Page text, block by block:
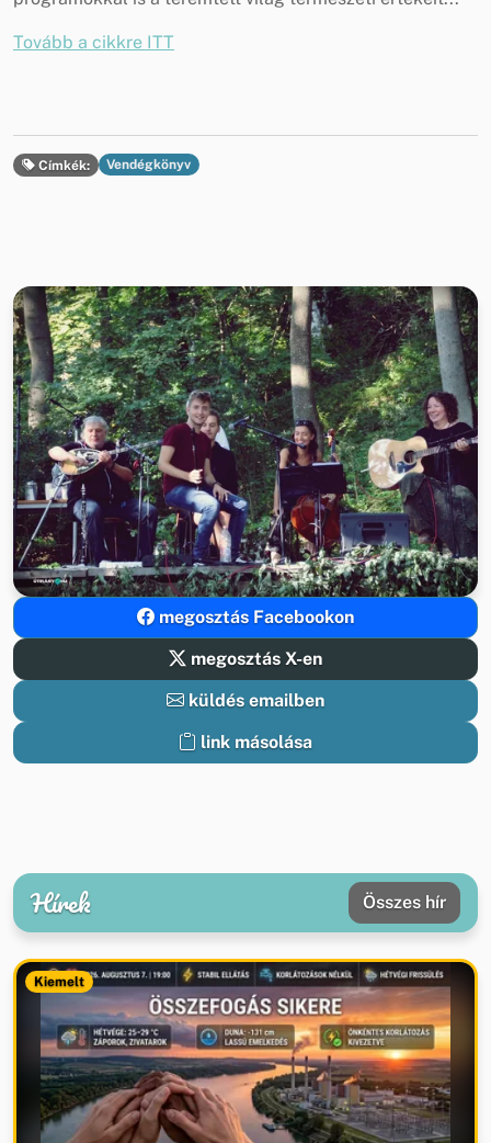
Tovább a cikkre ITT
Címkék: Vendégkönyv
megosztás Facebookon
megosztás X-en
küldés emailben
link másolása
Hírek Összes hír
Kiemelt